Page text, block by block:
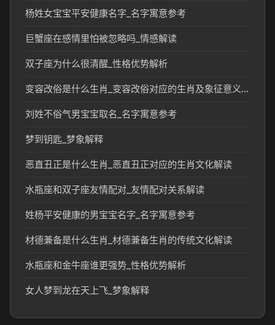
杨姓女宝宝平安健康名字_名字寓意参考
巨蟹座在感情里怕被忽略吗_情感解读
双子座为什么很清醒_性格优势解析
变容改俗是什么生肖_变容改俗对应的生肖及象征意义解析
刘姓不俗气男宝宝取名_名字寓意参考
梦到钥匙_梦象解释
恶直丑正是什么生肖_恶直丑正对应的生肖文化解读
水瓶座和双子座友情配对_友情配对关系解读
姓杨平安健康的男宝宝名字_名字寓意参考
材德兼备是什么生肖_材德兼备生肖的传统文化解读
水瓶座和金牛座谁更强势_性格优势解析
女人梦到龙在天上飞_梦象解释